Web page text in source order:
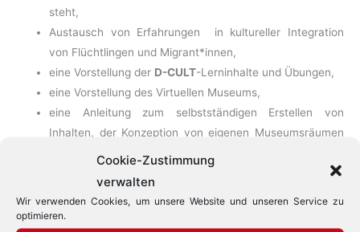
Cookie-Zustimmung
verwalten
Wir verwenden Cookies, um unsere Website und unseren Service zu
optimieren.
steht,
Austausch von Erfahrungen in kultureller Integration
von Flüchtlingen und Migrant*innen,
eine Vorstellung der D-CULT-Lerninhalte und Übungen,
eine Vorstellung des Virtuellen Museums,
eine Anleitung zum selbstständigen Erstellen von
Inhalten, der Konzeption von eigenen Museumsräumen
und dem Upload von Materialien
Die Veranstaltung war ausschließlich registrierten Personen
zugänglich. In unseren Geschäftsräumen nahmen 3